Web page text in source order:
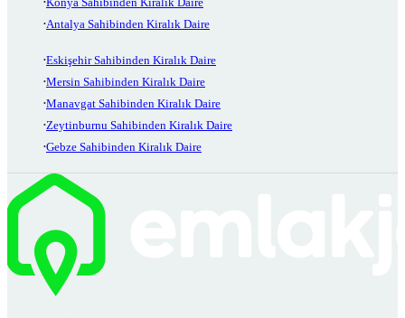
Antalya Sahibinden Kiralık Daire
Eskişehir Sahibinden Kiralık Daire
Mersin Sahibinden Kiralık Daire
Manavgat Sahibinden Kiralık Daire
Zeytinburnu Sahibinden Kiralık Daire
Gebze Sahibinden Kiralık Daire